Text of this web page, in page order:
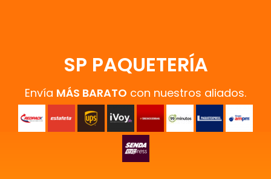
SP PAQUETERÍA
Envía MÁS BARATO con nuestros aliados.